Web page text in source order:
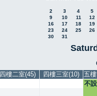
2 3 4
5
9
10 11
12
16
17 18
19
23
24 25
26
30
31
四樓二室(45) 四樓三室(10) 五
不